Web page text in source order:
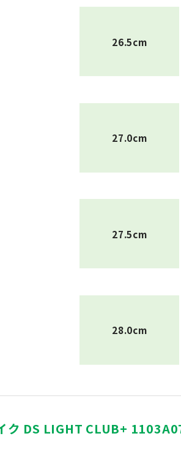
26.5cm
27.0cm
27.5cm
28.0cm
ク DS LIGHT CLUB+